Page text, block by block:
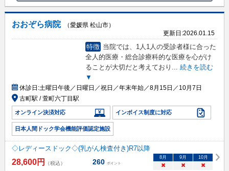
おおぞら病院
（愛媛県 松山市）
更新日:2026.01.15
特徴 当院では、1人1人の受診者様に合った
全人的医療・総合診療科的な医療を心がけ
ることが大切だと考えており ... 続きを読む
▼
休診日:土曜日午後／日曜日／祝日／年末年始／8月15日／10月7日
古町駅 / 萱町六丁目駅
オンライン決済対応 インボイス制度に対応
日本人間ドック学会機能評価認定施設
◇レディースドック◇(乳がん検査付き)R7以降
28,600円 （税込） 260 ポイント
8月 9月 10月
× × ×